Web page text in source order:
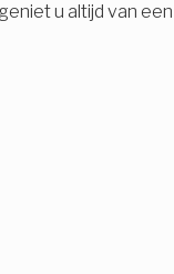
u altijd van een